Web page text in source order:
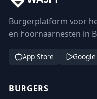
Burgerplatform voor
en hoornaarnesten in
App Store
BURGERS